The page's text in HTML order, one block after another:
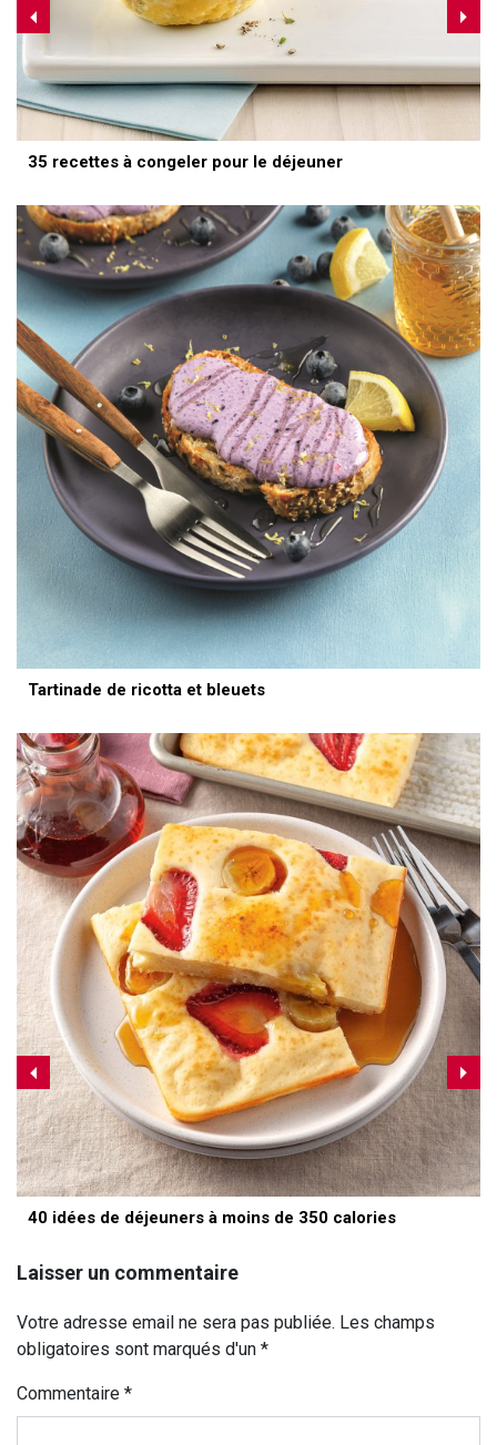
35 recettes à congeler pour le déjeuner
Tartinade de ricotta et bleuets
40 idées de déjeuners à moins de 350 calories
Laisser un commentaire
Votre adresse email ne sera pas publiée. Les champs
obligatoires sont marqués d'un *
Commentaire *